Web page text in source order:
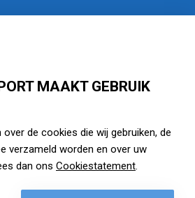
MAAKT GEBRUIK
de cookies die wij gebruiken, de
verzameld worden en over uw
dan ons Cookiestatement